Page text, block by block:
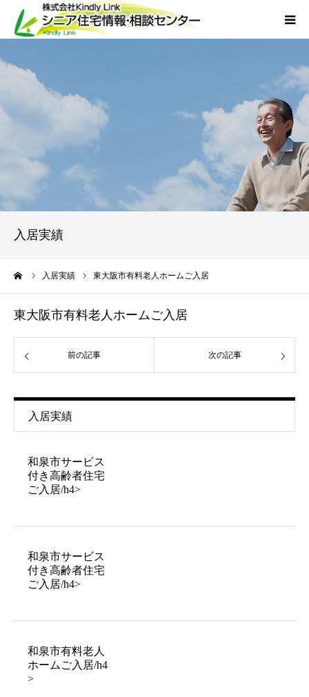
入居実績
入居実績 東大阪市有料老人ホームご入居
東大阪市有料老人ホームご入居
前の記事 次の記事
入居実績
和泉市サービス
付き高齢者住宅
ご入居/h4>
和泉市サービス
付き高齢者住宅
ご入居/h4>
和泉市有料老人
ホームご入居/h4
>
当社について
外国人人材採用
お問い合わせ